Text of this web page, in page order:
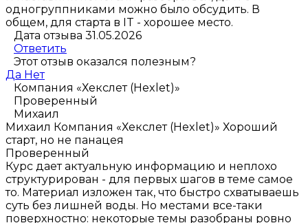
одногруппниками можно было обсудить. В
общем, для старта в IT - хорошее место.
Дата отзыва 31.05.2026
Ответить
Этот отзыв оказался полезным?
Да Нет
Компания «Хекслет (Hexlet)»
Проверенный
Михаил
Михаил Компания «Хекслет (Hexlet)» Хороший
старт, но не панацея
Проверенный
Курс дает актуальную информацию и неплохо
структурирован - для первых шагов в теме самое
то. Материал изложен так, что быстро схватываешь
суть без лишней воды. Но местами все-таки
поверхностно: некоторые темы разобраны ровно